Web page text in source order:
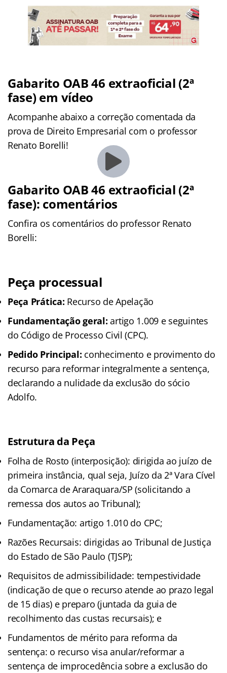
Gabarito OAB 46 extraoficial (2ª
fase) em vídeo
Acompanhe abaixo a correção comentada da
prova de Direito Empresarial com o professor
Renato Borelli!
Gabarito OAB 46 extraoficial (2ª
fase): comentários
Confira os comentários do professor Renato
Borelli:
Peça processual
Peça Prática: Recurso de Apelação
Fundamentação geral:artigo 1.009 e seguintes
do Código de Processo Civil (CPC).
Pedido Principal: conhecimento e provimento do
recurso para reformar integralmente a sentença,
declarando a nulidade da exclusão do sócio
Adolfo.
Estrutura da Peça
Folha de Rosto (interposição): dirigida ao juízo de
primeira instância, qual seja, Juízo da 2ª Vara Cível
da Comarca de Araraquara/SP (solicitando a
remessa dos autos ao Tribunal);
Fundamentação: artigo 1.010 do CPC;
Razões Recursais: dirigidas ao Tribunal de Justiça
do Estado de São Paulo (TJSP);
Requisitos de admissibilidade: tempestividade
(indicação de que o recurso atende ao prazo legal
de 15 dias) e preparo (juntada da guia de
recolhimento das custas recursais); e
Fundamentos de mérito para reforma da
sentença: o recurso visa anular/reformar a
sentença de improcedência sobre a exclusão do